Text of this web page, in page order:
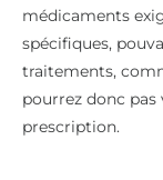
médicaments
spécifiques,
traitements,
pourrez donc
prescription.